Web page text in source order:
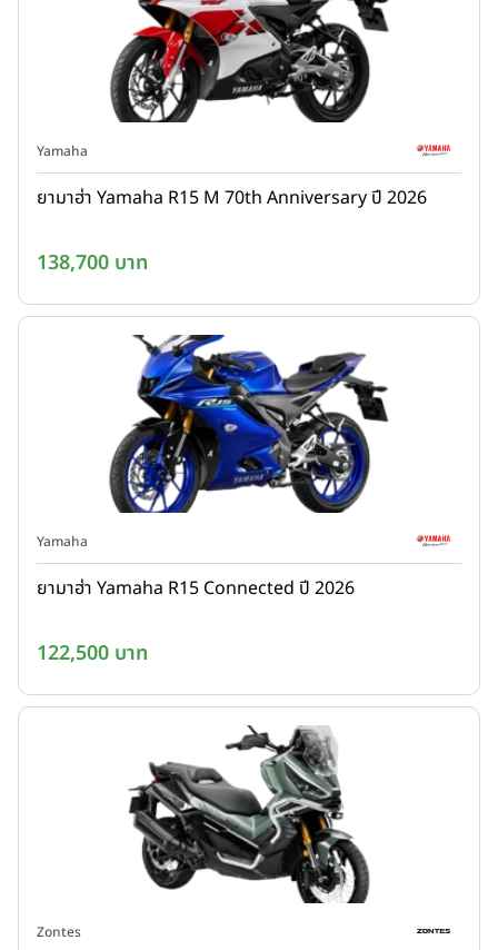
Yamaha
ยามาฮ่า Yamaha R15 M 70th Anniversary ปี 2026
138,700 บาท
Yamaha
ยามาฮ่า Yamaha R15 Connected ปี 2026
122,500 บาท
Zontes